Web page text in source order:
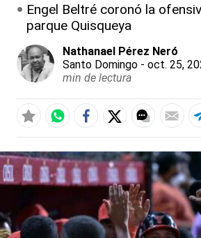
Engel Beltré coronó la
parque Quisqueya
Nathanael Pérez Neró
Santo Domingo - oct. 25,
min de lectura